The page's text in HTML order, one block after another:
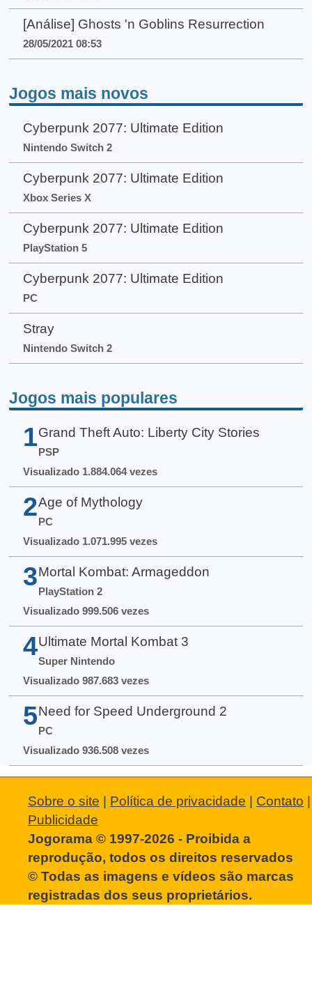
[Análise] Ghosts 'n Goblins Resurrection
28/05/2021 08:53
Jogos mais novos
Cyberpunk 2077: Ultimate Edition
Nintendo Switch 2
Cyberpunk 2077: Ultimate Edition
Xbox Series X
Cyberpunk 2077: Ultimate Edition
PlayStation 5
Cyberpunk 2077: Ultimate Edition
PC
Stray
Nintendo Switch 2
Jogos mais populares
1 Grand Theft Auto: Liberty City Stories
PSP
Visualizado 1.884.064 vezes
2 Age of Mythology
PC
Visualizado 1.071.995 vezes
3 Mortal Kombat: Armageddon
PlayStation 2
Visualizado 999.506 vezes
4 Ultimate Mortal Kombat 3
Super Nintendo
Visualizado 987.683 vezes
5 Need for Speed Underground 2
PC
Visualizado 936.508 vezes
Sobre o site | Política de privacidade | Contato |
Publicidade
Jogorama © 1997-2026 - Proibida a
reprodução, todos os direitos reservados
© Todas as imagens e vídeos são marcas
registradas dos seus proprietários.